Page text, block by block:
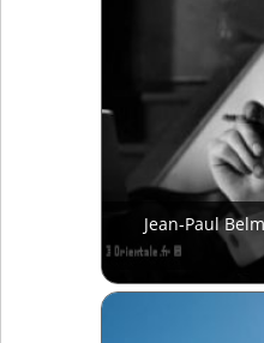
Jean-Paul